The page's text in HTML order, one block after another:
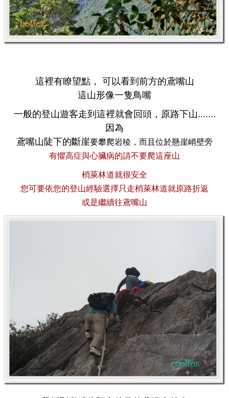
這裡有瞭望點， 可以看到前方的鳶嘴山
這山形像一隻鳥嘴
一般的登山遊客走到這裡就會回頭，原路下山.......
因為
鳶嘴山陡下的斷崖要攀爬岩稜，而且位於懸崖峭壁旁
有懼高症與心臟病的請不要爬這座山
梢萊林道就很安全
您可要依您的登山經驗選擇只走梢萊林道就原路折返
或是繼續往鳶嘴山